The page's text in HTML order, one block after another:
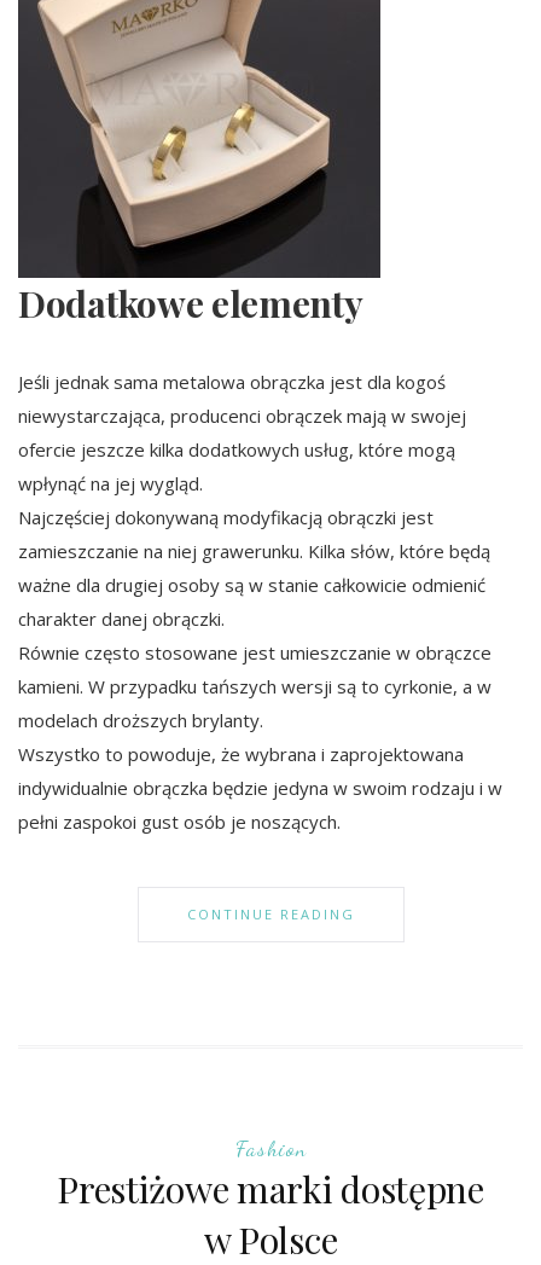
Dodatkowe elementy
Jeśli jednak sama metalowa obrączka jest dla kogoś
niewystarczająca, producenci obrączek mają w swojej
ofercie jeszcze kilka dodatkowych usług, które mogą
wpłynąć na jej wygląd.
Najczęściej dokonywaną modyfikacją obrączki jest
zamieszczanie na niej grawerunku. Kilka słów, które będą
ważne dla drugiej osoby są w stanie całkowicie odmienić
charakter danej obrączki.
Równie często stosowane jest umieszczanie w obrączce
kamieni. W przypadku tańszych wersji są to cyrkonie, a w
modelach droższych brylanty.
Wszystko to powoduje, że wybrana i zaprojektowana
indywidualnie obrączka będzie jedyna w swoim rodzaju i w
pełni zaspokoi gust osób je noszących.
CONTINUE READING
Fashion
Prestiżowe marki dostępne
w Polsce